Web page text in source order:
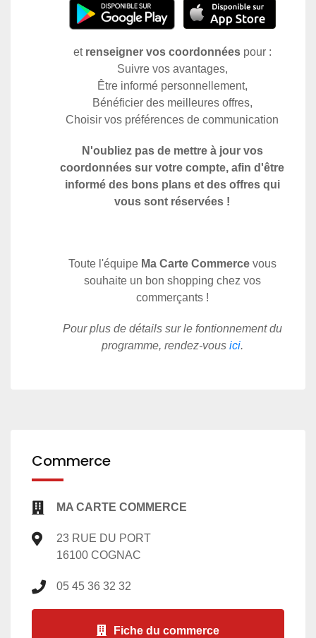
et renseigner vos coordonnéespour :
Suivre vos avantages,
Être informé personnellement,
Bénéficier des meilleures offres,
Choisir vos préférences de communication
N'oubliez pas de mettre à jour vos
coordonnées sur votre compte, afin d'être
informé des bons plans et des offres qui
vous sont réservées !
Toute l'équipe Ma Carte Commercevous
souhaite un bon shopping chez vos
commerçants !
Pour plus de détails sur le fontionnement du
programme, rendez-vous ici.
Commerce
MA CARTE COMMERCE
23 RUE DU PORT
16100 COGNAC
05 45 36 32 32
Fiche du commerce